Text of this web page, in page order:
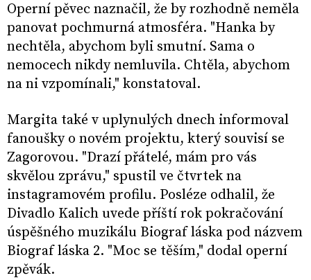
Operní pěvec naznačil, že by rozhodně neměla
panovat pochmurná atmosféra. "Hanka by
nechtěla, abychom byli smutní. Sama o
nemocech nikdy nemluvila. Chtěla, abychom
na ni vzpomínali," konstatoval.
Margita také v uplynulých dnech informoval
fanoušky o novém projektu, který souvisí se
Zagorovou. "Drazí přátelé, mám pro vás
skvělou zprávu," spustil ve čtvrtek na
instagramovém profilu. Posléze odhalil, že
Divadlo Kalich uvede příští rok pokračování
úspěšného muzikálu Biograf láska pod názvem
Biograf láska 2. "Moc se těším," dodal operní
zpěvák.